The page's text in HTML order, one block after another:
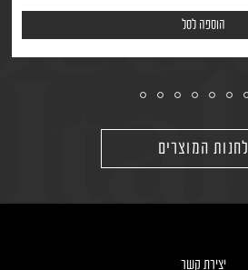
הוספה לסל
לחנות המוצרים
יצירת קשר